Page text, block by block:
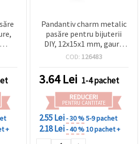
+
Pandantiv charm metalic
pasăre pentru bijuterii
DIY, 12x15x1 mm, gaură
1,5 mm, culoare argintiu
COD: 126483
3.64Lei 1-4 pachet
REDUCERI
PENTRU CANTITATE
2.55 Lei- 30 %5-9 pachet
2.18 Lei- 40 %10 pachet +